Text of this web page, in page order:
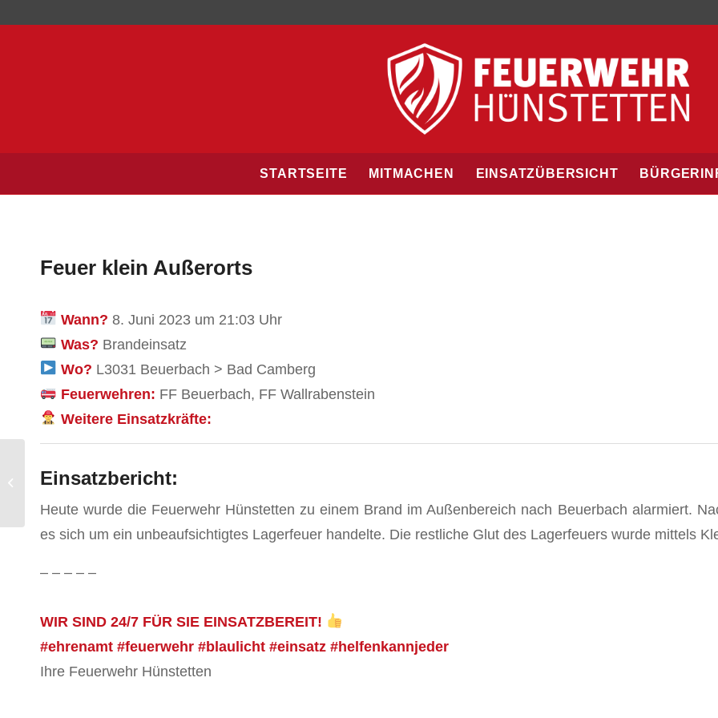
STARTSEITE MITMACHEN EINSATZÜBERSICHT
Feuer klein Außerorts
Wann? 8. Juni 2023 um 21:03 Uhr
Was? Brandeinsatz
Wo? L3031 Beuerbach > Bad Camberg
Feuerwehren: FF Beuerbach, FF Wallrabenstein
Weitere Einsatzkräfte:
Einsatzbericht:
Heute wurde die Feuerwehr Hünstetten zu einem Brand im Außenbereich nach Beuerbach alarmiert.
es sich um ein unbeaufsichtigtes Lagerfeuer handelte. Die restliche Glut des Lagerfeuers wurde mittels
– – – – –
WIR SIND 24/7 FÜR SIE EINSATZBEREIT!
#ehrenamt #feuerwehr #blaulicht #einsatz #helfenkannjeder
Ihre Feuerwehr Hünstetten
Auslaufende
Verkehrsunfall